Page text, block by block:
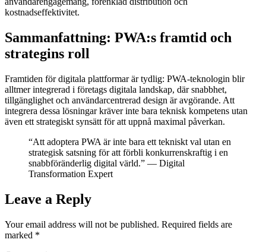
kostnadseffektivitet.
Sammanfattning: PWA:s framtid och
strategins roll
Framtiden för digitala plattformar är tydlig: PWA-teknologin blir
alltmer integrerad i företags digitala landskap, där snabbhet,
tillgänglighet och användarcentrerad design är avgörande. Att
integrera dessa lösningar kräver inte bara teknisk kompetens utan
även ett strategiskt synsätt för att uppnå maximal påverkan.
“Att adoptera PWA är inte bara ett tekniskt val utan en
strategisk satsning för att förbli konkurrenskraftig i en
snabbföränderlig digital värld.” — Digital
Transformation Expert
Leave a Reply
Your email address will not be published. Required fields are
marked *